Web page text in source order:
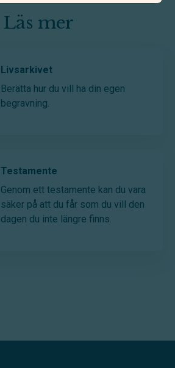
Läs mer
Livsarkivet
Berätta hur du vill ha din egen
begravning.
Testamente
Genom ett testamente kan du vara
säker på att du får som du vill den
dagen du inte längre finns.